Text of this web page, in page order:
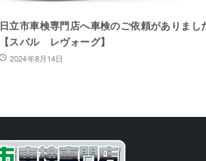
日立市車検専門店へ車検のご依頼がありまし
【スバル レヴォーグ】
2024年8月14日